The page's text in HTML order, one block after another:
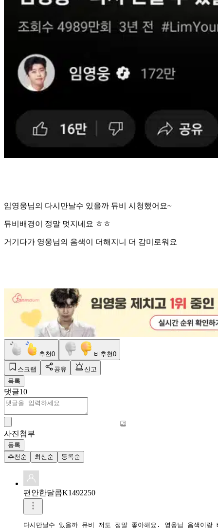
임영웅님의 다시만날수 있을까 뮤비 시청했어요~
뮤비배경이 정말 멋지네요 ㅎㅎ
거기다가 영웅님의 음색이 더해지니 더 감미로워요
추천0 비추천0
스크랩 공유
신고
목록
댓글10
사진첨부
등록
추천순
최신순 등록순
편안한달콤K1492250
다시만날수 있을까 뮤비 저도 정말 좋아해요. 영웅님 음색이랑